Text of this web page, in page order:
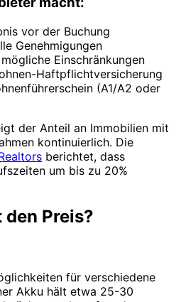
vor der Buchung
Genehmigungen
Einschränkungen
Haftpflichtversicherung
(A1/A2 oder
der Anteil an Immobilien mit
kontinuierlich. Die
berichtet, dass
um bis zu 20%
Preis?
für verschiedene
Akku hält etwa 25-30